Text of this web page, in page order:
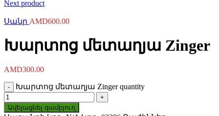
Next product
Սանր AMD600.00
Խարտոց մետաղյա Zinger
AMD300.00
Խարտոց մետաղյա Zinger quantity
Ավելացնել զամբյուղ